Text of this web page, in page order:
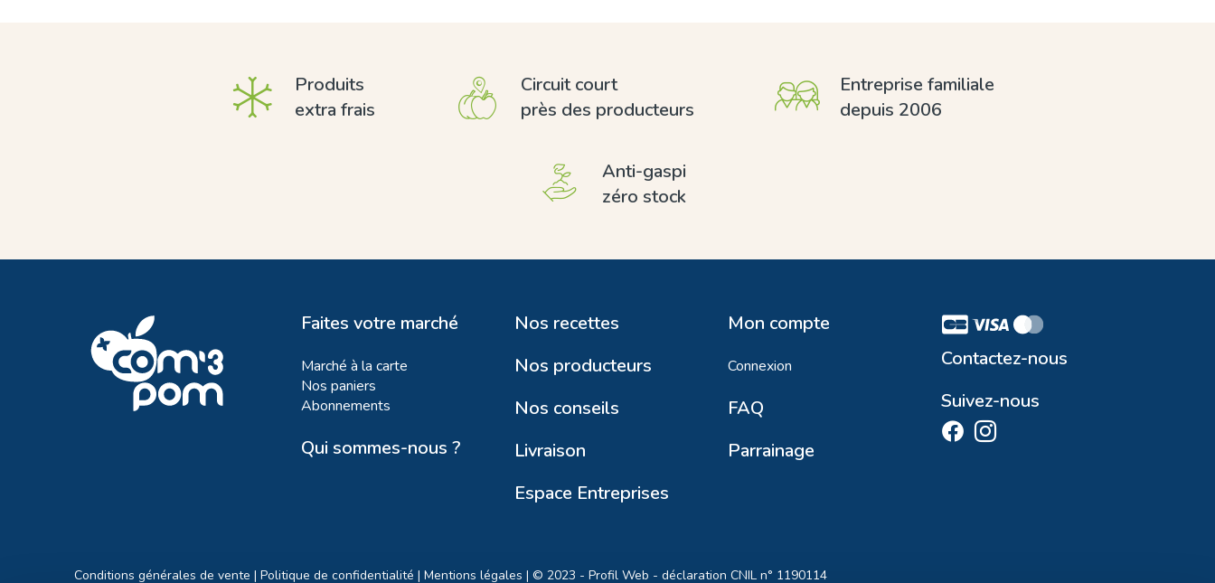
Produits
extra frais
Circuit court
près des producteurs
Entreprise familiale
depuis 2006
Anti-gaspi
zéro stock
Faites votre marché
Marché à la carte
Nos paniers
Abonnements
Qui sommes-nous ?
Nos recettes
Nos producteurs
Nos conseils
Livraison
Espace Entreprises
Mon compte
Connexion
FAQ
Parrainage
Contactez-nous
Suivez-nous
Conditions générales de vente | Politique de confidentialité | Mentions légales | © 2023 - Profil Web - déclaration CNIL n° 1190114